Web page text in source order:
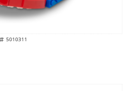
5010311